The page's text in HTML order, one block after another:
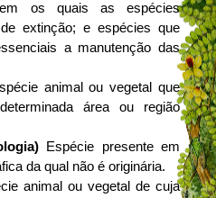
os quais as espécies
extinção; e espécies que
a manutenção das
animal ou vegetal que
área ou região
Espécie presente em
da qual não é originária.
animal ou vegetal de cuja